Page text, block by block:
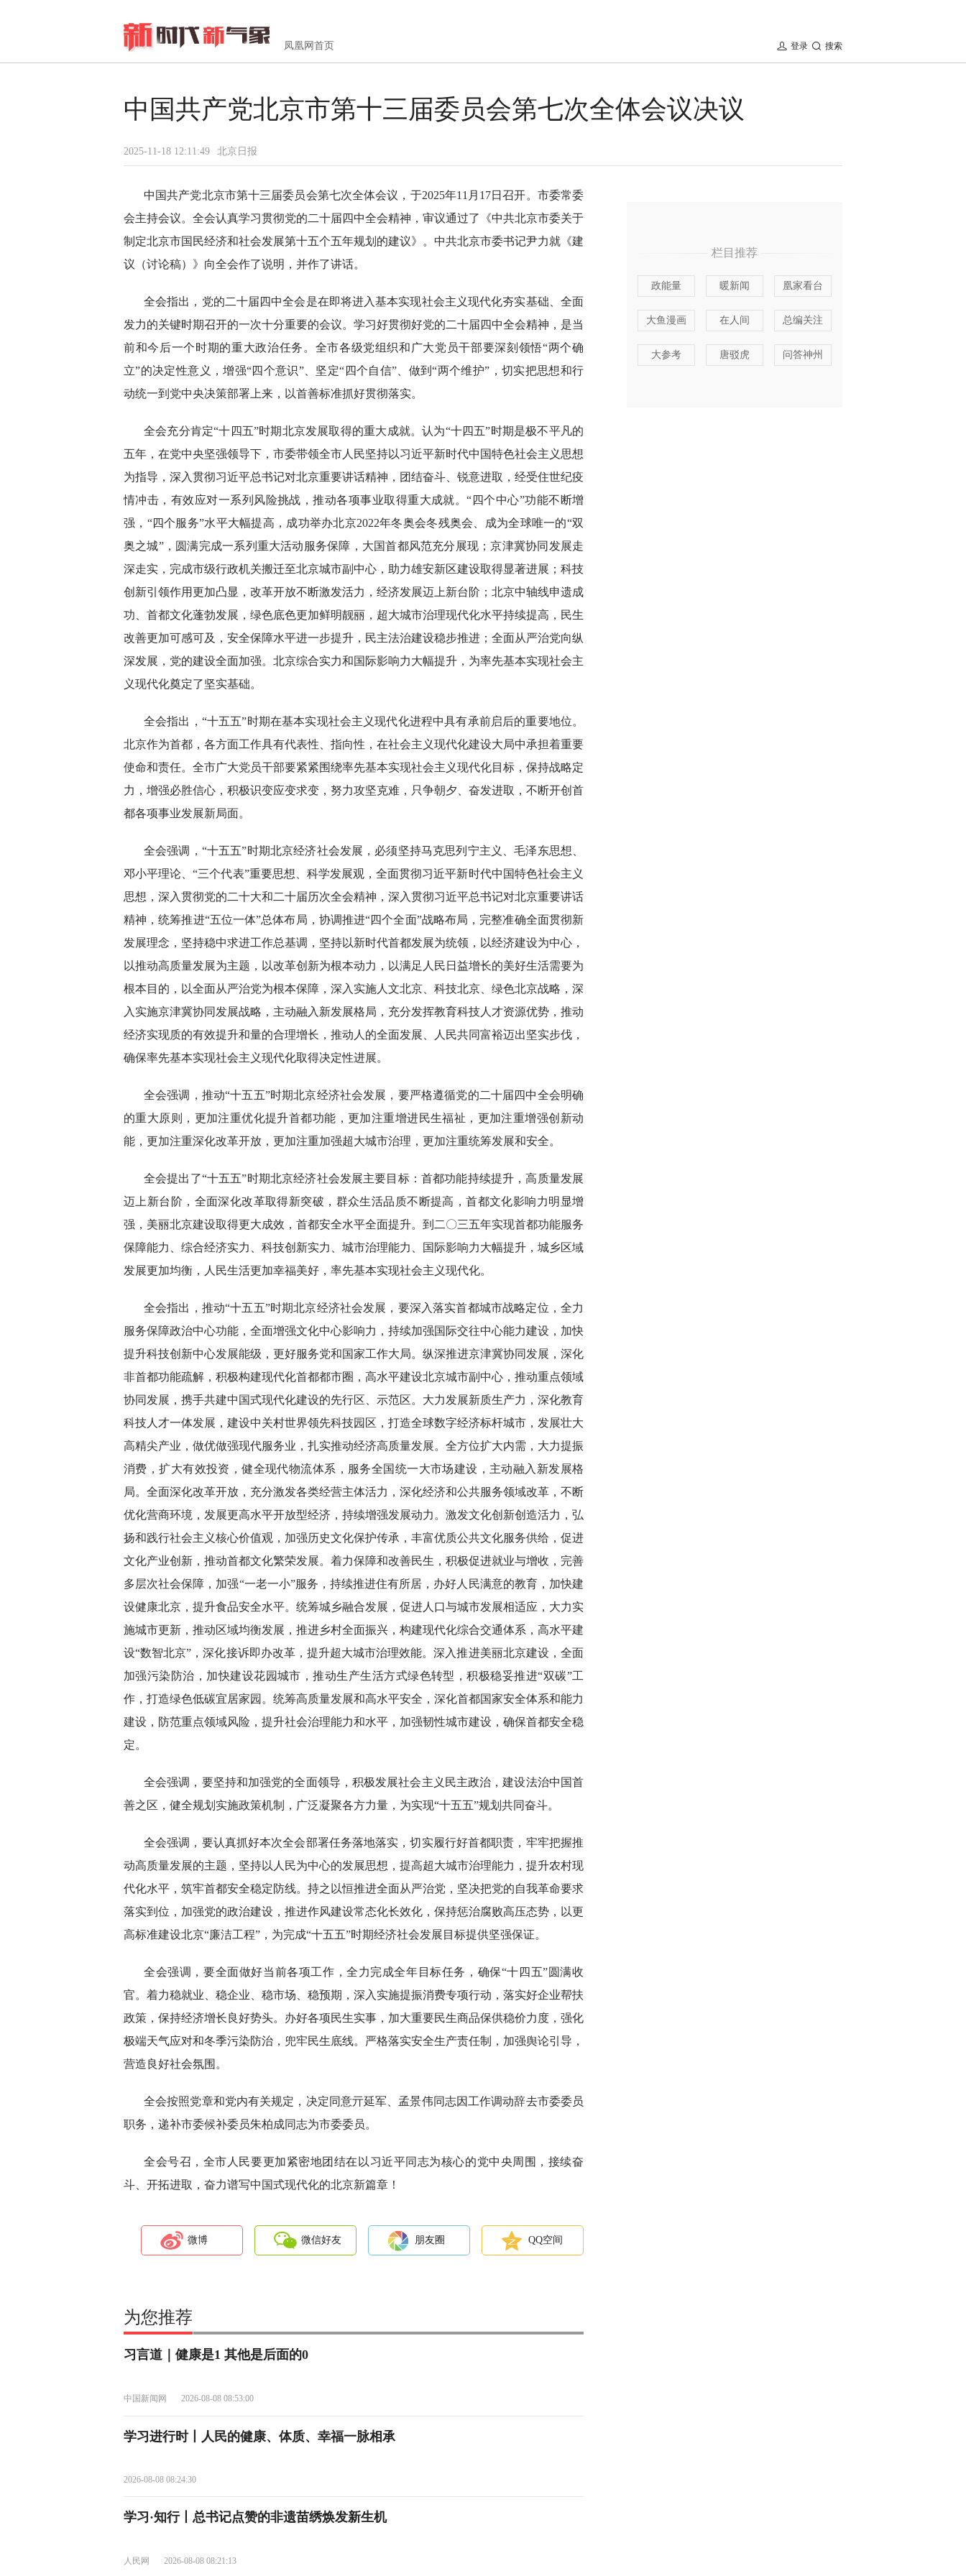
凤凰网首页 搜索
登录
中国共产党北京市第十三届委员会第七次全体会议决议
2025-11-18 12:11:49 北京日报
中国共产党北京市第十三届委员会第七次全体会议，于2025年11月17日召开。市委常委
会主持会议。全会认真学习贯彻党的二十届四中全会精神，审议通过了《中共北京市委关于
制定北京市国民经济和社会发展第十五个五年规划的建议》。中共北京市委书记尹力就《建
议（讨论稿）》向全会作了说明，并作了讲话。
全会指出，党的二十届四中全会是在即将进入基本实现社会主义现代化夯实基础、全面
发力的关键时期召开的一次十分重要的会议。学习好贯彻好党的二十届四中全会精神，是当
前和今后一个时期的重大政治任务。全市各级党组织和广大党员干部要深刻领悟“两个确
立”的决定性意义，增强“四个意识”、坚定“四个自信”、做到“两个维护”，切实把思想和行
动统一到党中央决策部署上来，以首善标准抓好贯彻落实。
全会充分肯定“十四五”时期北京发展取得的重大成就。认为“十四五”时期是极不平凡的
五年，在党中央坚强领导下，市委带领全市人民坚持以习近平新时代中国特色社会主义思想
为指导，深入贯彻习近平总书记对北京重要讲话精神，团结奋斗、锐意进取，经受住世纪疫
情冲击，有效应对一系列风险挑战，推动各项事业取得重大成就。“四个中心”功能不断增
强，“四个服务”水平大幅提高，成功举办北京2022年冬奥会冬残奥会、成为全球唯一的“双
奥之城”，圆满完成一系列重大活动服务保障，大国首都风范充分展现；京津冀协同发展走
深走实，完成市级行政机关搬迁至北京城市副中心，助力雄安新区建设取得显著进展；科技
创新引领作用更加凸显，改革开放不断激发活力，经济发展迈上新台阶；北京中轴线申遗成
功、首都文化蓬勃发展，绿色底色更加鲜明靓丽，超大城市治理现代化水平持续提高，民生
改善更加可感可及，安全保障水平进一步提升，民主法治建设稳步推进；全面从严治党向纵
深发展，党的建设全面加强。北京综合实力和国际影响力大幅提升，为率先基本实现社会主
义现代化奠定了坚实基础。
全会指出，“十五五”时期在基本实现社会主义现代化进程中具有承前启后的重要地位。
北京作为首都，各方面工作具有代表性、指向性，在社会主义现代化建设大局中承担着重要
使命和责任。全市广大党员干部要紧紧围绕率先基本实现社会主义现代化目标，保持战略定
力，增强必胜信心，积极识变应变求变，努力攻坚克难，只争朝夕、奋发进取，不断开创首
都各项事业发展新局面。
全会强调，“十五五”时期北京经济社会发展，必须坚持马克思列宁主义、毛泽东思想、
邓小平理论、“三个代表”重要思想、科学发展观，全面贯彻习近平新时代中国特色社会主义
思想，深入贯彻党的二十大和二十届历次全会精神，深入贯彻习近平总书记对北京重要讲话
精神，统筹推进“五位一体”总体布局，协调推进“四个全面”战略布局，完整准确全面贯彻新
发展理念，坚持稳中求进工作总基调，坚持以新时代首都发展为统领，以经济建设为中心，
以推动高质量发展为主题，以改革创新为根本动力，以满足人民日益增长的美好生活需要为
根本目的，以全面从严治党为根本保障，深入实施人文北京、科技北京、绿色北京战略，深
入实施京津冀协同发展战略，主动融入新发展格局，充分发挥教育科技人才资源优势，推动
经济实现质的有效提升和量的合理增长，推动人的全面发展、人民共同富裕迈出坚实步伐，
确保率先基本实现社会主义现代化取得决定性进展。
全会强调，推动“十五五”时期北京经济社会发展，要严格遵循党的二十届四中全会明确
的重大原则，更加注重优化提升首都功能，更加注重增进民生福祉，更加注重增强创新动
能，更加注重深化改革开放，更加注重加强超大城市治理，更加注重统筹发展和安全。
全会提出了“十五五”时期北京经济社会发展主要目标：首都功能持续提升，高质量发展
迈上新台阶，全面深化改革取得新突破，群众生活品质不断提高，首都文化影响力明显增
强，美丽北京建设取得更大成效，首都安全水平全面提升。到二〇三五年实现首都功能服务
保障能力、综合经济实力、科技创新实力、城市治理能力、国际影响力大幅提升，城乡区域
发展更加均衡，人民生活更加幸福美好，率先基本实现社会主义现代化。
全会指出，推动“十五五”时期北京经济社会发展，要深入落实首都城市战略定位，全力
服务保障政治中心功能，全面增强文化中心影响力，持续加强国际交往中心能力建设，加快
提升科技创新中心发展能级，更好服务党和国家工作大局。纵深推进京津冀协同发展，深化
非首都功能疏解，积极构建现代化首都都市圈，高水平建设北京城市副中心，推动重点领域
协同发展，携手共建中国式现代化建设的先行区、示范区。大力发展新质生产力，深化教育
科技人才一体发展，建设中关村世界领先科技园区，打造全球数字经济标杆城市，发展壮大
高精尖产业，做优做强现代服务业，扎实推动经济高质量发展。全方位扩大内需，大力提振
消费，扩大有效投资，健全现代物流体系，服务全国统一大市场建设，主动融入新发展格
局。全面深化改革开放，充分激发各类经营主体活力，深化经济和公共服务领域改革，不断
优化营商环境，发展更高水平开放型经济，持续增强发展动力。激发文化创新创造活力，弘
扬和践行社会主义核心价值观，加强历史文化保护传承，丰富优质公共文化服务供给，促进
文化产业创新，推动首都文化繁荣发展。着力保障和改善民生，积极促进就业与增收，完善
多层次社会保障，加强“一老一小”服务，持续推进住有所居，办好人民满意的教育，加快建
设健康北京，提升食品安全水平。统筹城乡融合发展，促进人口与城市发展相适应，大力实
施城市更新，推动区域均衡发展，推进乡村全面振兴，构建现代化综合交通体系，高水平建
设“数智北京”，深化接诉即办改革，提升超大城市治理效能。深入推进美丽北京建设，全面
加强污染防治，加快建设花园城市，推动生产生活方式绿色转型，积极稳妥推进“双碳”工
作，打造绿色低碳宜居家园。统筹高质量发展和高水平安全，深化首都国家安全体系和能力
建设，防范重点领域风险，提升社会治理能力和水平，加强韧性城市建设，确保首都安全稳
定。
全会强调，要坚持和加强党的全面领导，积极发展社会主义民主政治，建设法治中国首
善之区，健全规划实施政策机制，广泛凝聚各方力量，为实现“十五五”规划共同奋斗。
全会强调，要认真抓好本次全会部署任务落地落实，切实履行好首都职责，牢牢把握推
动高质量发展的主题，坚持以人民为中心的发展思想，提高超大城市治理能力，提升农村现
代化水平，筑牢首都安全稳定防线。持之以恒推进全面从严治党，坚决把党的自我革命要求
落实到位，加强党的政治建设，推进作风建设常态化长效化，保持惩治腐败高压态势，以更
高标准建设北京“廉洁工程”，为完成“十五五”时期经济社会发展目标提供坚强保证。
全会强调，要全面做好当前各项工作，全力完成全年目标任务，确保“十四五”圆满收
官。着力稳就业、稳企业、稳市场、稳预期，深入实施提振消费专项行动，落实好企业帮扶
政策，保持经济增长良好势头。办好各项民生实事，加大重要民生商品保供稳价力度，强化
极端天气应对和冬季污染防治，兜牢民生底线。严格落实安全生产责任制，加强舆论引导，
营造良好社会氛围。
全会按照党章和党内有关规定，决定同意亓延军、孟景伟同志因工作调动辞去市委委员
职务，递补市委候补委员朱柏成同志为市委委员。
全会号召，全市人民要更加紧密地团结在以习近平同志为核心的党中央周围，接续奋
斗、开拓进取，奋力谱写中国式现代化的北京新篇章！
微博 微信好友 朋友圈 QQ空间
为您推荐
习言道｜健康是1 其他是后面的0
中国新闻网 2026-08-08 08:53:00
学习进行时丨人民的健康、体质、幸福一脉相承
2026-08-08 08:24:30
学习·知行丨总书记点赞的非遗苗绣焕发新生机
人民网 2026-08-08 08:21:13
栏目推荐
政能量 暖新闻 凰家看台
大鱼漫画 在人间 总编关注
大参考 唐驳虎 问答神州